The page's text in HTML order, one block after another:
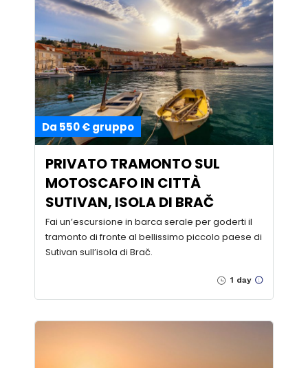
Da 550 € gruppo
PRIVATO TRAMONTO SUL
MOTOSCAFO IN CITTÀ
SUTIVAN, ISOLA DI BRAČ
Fai un’escursione in barca serale per goderti il
tramonto di fronte al bellissimo piccolo paese di
Sutivan sull’isola di Brač.
1 day